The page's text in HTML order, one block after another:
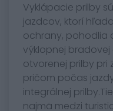
Vyklápacie prilby
jazdcov, ktorí
ochrany, pohodlia
výklopnej
otvorenej prilby pri
pričom počas
integrálnej
najmä medzi